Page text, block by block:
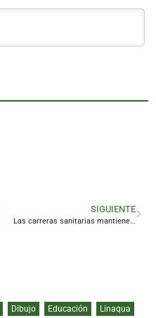
SIGUIENTE
Las carreras sanitarias mantienen su tirón entre los futuros universitarios de Jaén
Dibujo Educación
Linaqua